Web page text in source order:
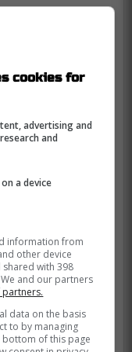
mondial
passes en
cookies for
advertising and
and
a device
information from
other device
with 398
and our partners
partners.
data on the basis
to by managing
of this page